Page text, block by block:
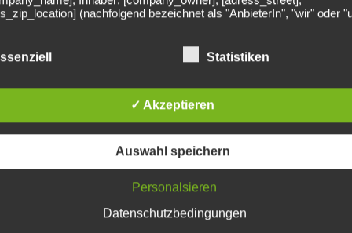
Jährige seither auf 13 Partien, traf dabei zwei Mal und
anders als etwa Thielmann oder Nmecha hatte der
U-Mannschaft bestritten. Momentan spielt Gosens,
Verein Atlanta Bergamo.
Fussball findest du hier>>
(nachfolgend bezeichnet als "AnbieterIn", "wir" oder
"Nutzer" umfasst alle Kunden und Besucher unseres
Die verwendeten Begrifflichkeiten, wie z.B. "Nutzer" sind
Angaben zur Datenverarbeitung
personenbezogene Daten der Nutzer nur unter Einhaltung
Datenschutzbestimmungen entsprechend den Geboten der
und Datenvermeidung. Das bedeutet die Daten der
nur beim Vorliegen einer gesetzlichen Erlaubnis, insbesondere
Erbringung unserer vertraglichen Leistungen sowie Online-
bzw. gesetzlich vorgeschrieben sind oder beim Vorliegen einer
Statistiken
✓ Akzeptieren
Auswahl speichern
Personalsieren
Datenschutzbedingungen